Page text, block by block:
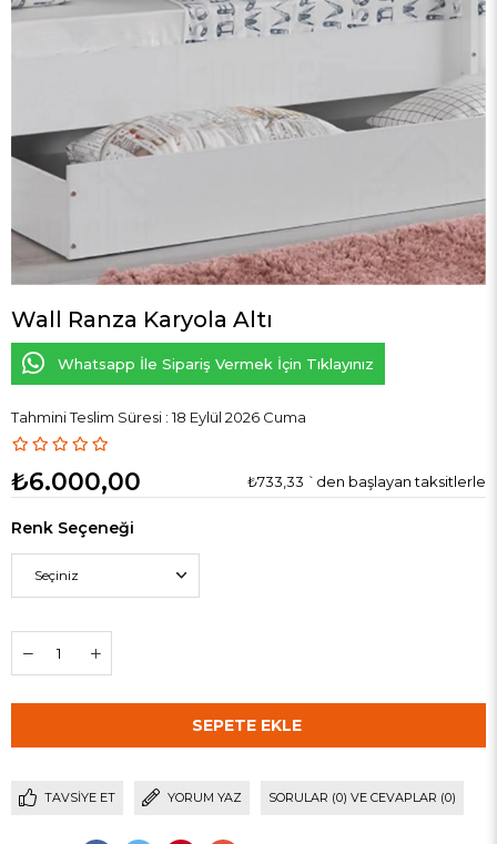
Wall Ranza Karyola Altı
Whatsapp İle Sipariş Vermek İçin Tıklayınız
Tahmini Teslim Süresi : 18 Eylül 2026 Cuma
₺6.000,00 ₺733,33 `den başlayan taksitlerle
Renk Seçeneği
TAVSIYE ET YORUM YAZ SORULAR (0) VE CEVAPLAR (0)